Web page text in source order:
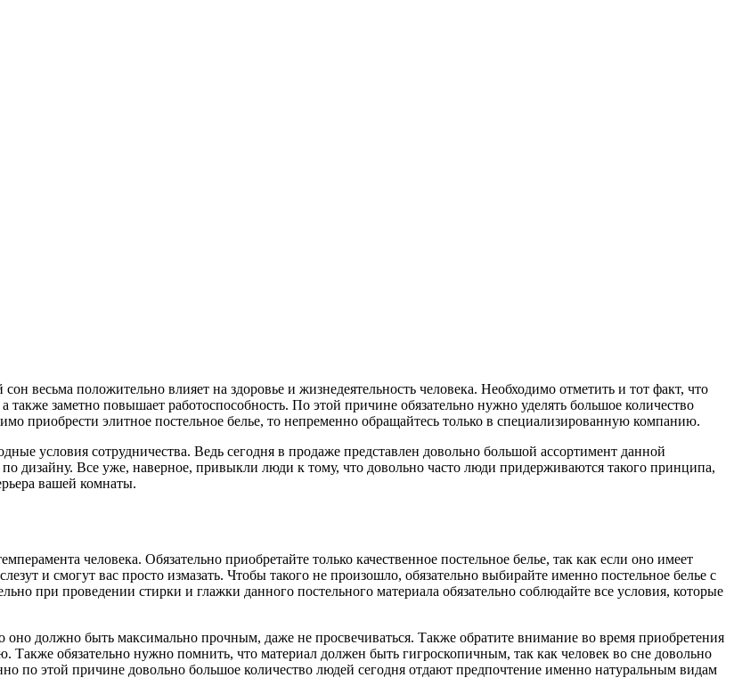
весьма положительно влияет на здоровье и жизнедеятельность человека. Необходимо отметить и тот факт, что
заметно повышает работоспособность. По этой причине обязательно нужно уделять большое количество
приобрести элитное постельное белье, то непременно обращайтесь только в специализированную компанию.
условия сотрудничества. Ведь сегодня в продаже представлен довольно большой ассортимент данной
дизайну. Все уже, наверное, привыкли люди к тому, что довольно часто люди придерживаются такого принципа,
вашей комнаты.
человека. Обязательно приобретайте только качественное постельное белье, так как если оно имеет
и смогут вас просто измазать. Чтобы такого не произошло, обязательно выбирайте именно постельное белье с
при проведении стирки и глажки данного постельного материала обязательно соблюдайте все условия, которые
оно должно быть максимально прочным, даже не просвечиваться. Также обратите внимание во время приобретения
Также обязательно нужно помнить, что материал должен быть гигроскопичным, так как человек во сне довольно
по этой причине довольно большое количество людей сегодня отдают предпочтение именно натуральным видам